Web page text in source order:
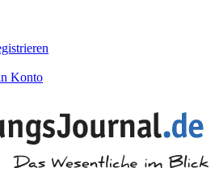
Konto